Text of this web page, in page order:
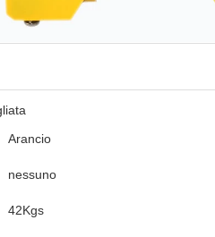
Arancio
nessuno
42Kgs